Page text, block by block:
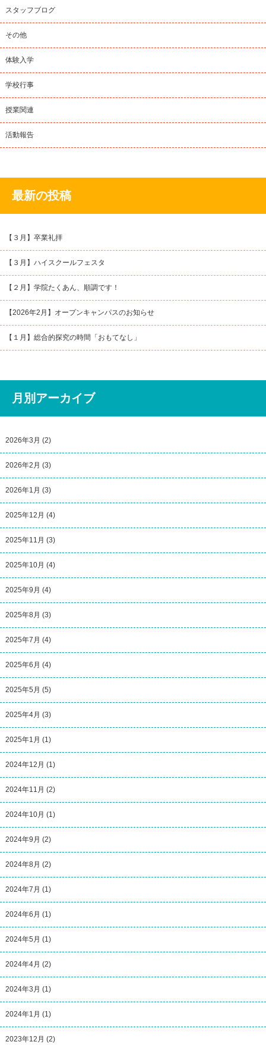
スタッフブログ
その他
体験入学
学校行事
授業関連
活動報告
最新の投稿
【３月】卒業礼拝
【３月】ハイスクールフェスタ
【２月】学院たくあん、順調です！
【2026年2月】オープンキャンパスのお知らせ
【１月】総合的探究の時間「おもてなし」
月別アーカイブ
2026年3月 (2)
2026年2月 (3)
2026年1月 (3)
2025年12月 (4)
2025年11月 (3)
2025年10月 (4)
2025年9月 (4)
2025年8月 (3)
2025年7月 (4)
2025年6月 (4)
2025年5月 (5)
2025年4月 (3)
2025年1月 (1)
2024年12月 (1)
2024年11月 (2)
2024年10月 (1)
2024年9月 (2)
2024年8月 (2)
2024年7月 (1)
2024年6月 (1)
2024年5月 (1)
2024年4月 (2)
2024年3月 (1)
2024年1月 (1)
2023年12月 (2)